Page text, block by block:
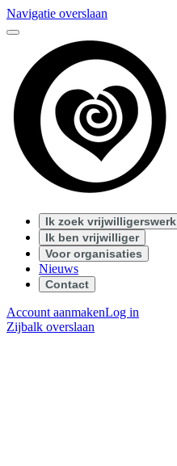
Navigatie overslaan
Ik zoek vrijwilligerswerk
Ik ben vrijwilliger
Voor organisaties
Nieuws
Contact
Account aanmakenLog in
Zijbalk overslaan